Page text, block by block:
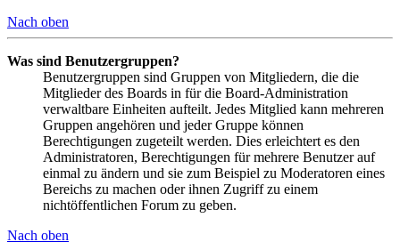
Nach oben
Was sind Benutzergruppen?
Benutzergruppen sind Gruppen von Mitgliedern, die die
Mitglieder des Boards in für die Board-Administration
verwaltbare Einheiten aufteilt. Jedes Mitglied kann mehreren
Gruppen angehören und jeder Gruppe können
Berechtigungen zugeteilt werden. Dies erleichtert es den
Administratoren, Berechtigungen für mehrere Benutzer auf
einmal zu ändern und sie zum Beispiel zu Moderatoren eines
Bereichs zu machen oder ihnen Zugriff zu einem
nichtöffentlichen Forum zu geben.
Nach oben